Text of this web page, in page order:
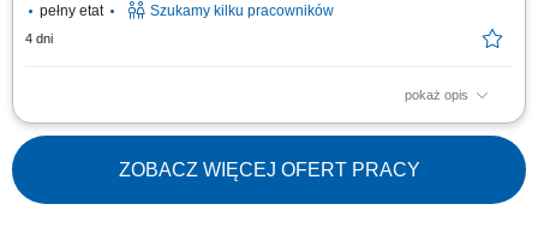
pełny etat
Szukamy kilku pracowników
4 dni
pokaż opis
Zakres obowiązków: Kompletowanie i konfekcjonowanie towarów w
magazynie. Układanie oraz przygotowywanie produktów do dalszej
wysyłki. Wykonywanie prostych prac pomocniczych wspierających proces
magazynowy. Dbanie o sprawny przebieg pracy zgodnie z wyznaczonymi
zadaniami.
ZOBACZ WIĘCEJ OFERT PRACY